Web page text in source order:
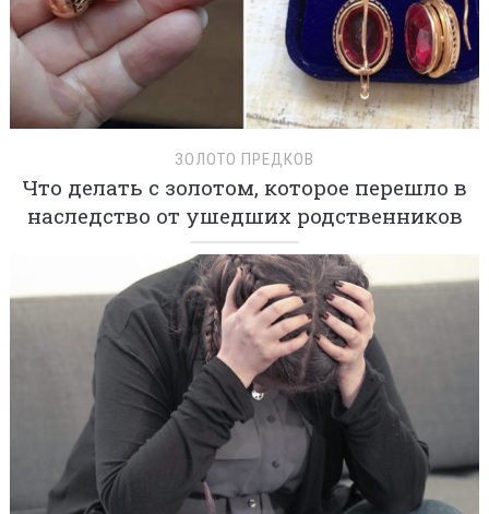
ЗОЛОТО ПРЕДКОВ
Что делать с золотом, которое перешло в
наследство от ушедших родственников